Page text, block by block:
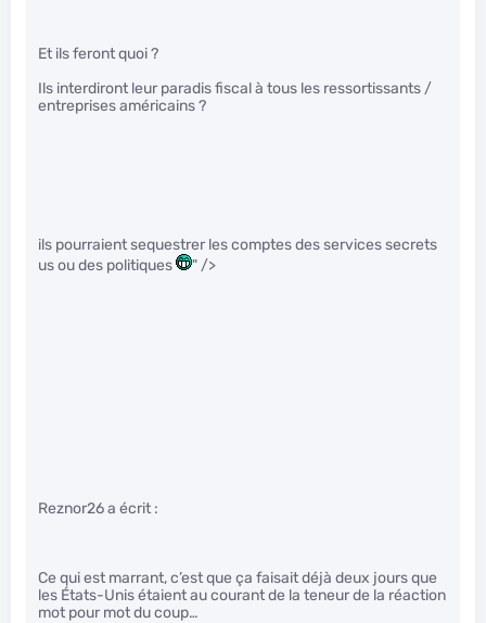
Et ils feront quoi ?
Ils interdiront leur paradis fiscal à tous les ressortissants /
entreprises américains ?
ils pourraient sequestrer les comptes des services secrets
us ou des politiques
" />
Reznor26 a écrit :
Ce qui est marrant, c’est que ça faisait déjà deux jours que
les États-Unis étaient au courant de la teneur de la réaction
mot pour mot du coup…